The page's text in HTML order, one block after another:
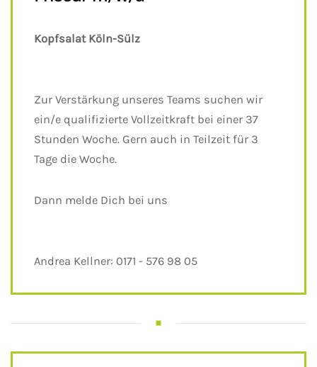
Kopfsalat Köln-Sülz
Zur Verstärkung unseres Teams suchen wir
ein/e qualifizierte Vollzeitkraft bei einer 37
Stunden Woche. Gern auch in Teilzeit für 3
Tage die Woche.
Dann melde Dich bei uns
Andrea Kellner: 0171 - 576 98 05